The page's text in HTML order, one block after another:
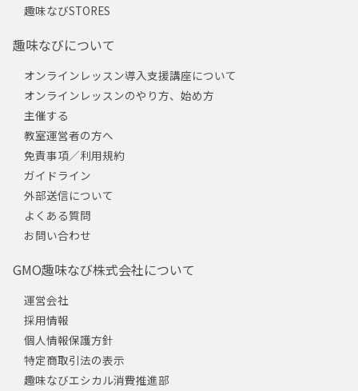
趣味なびSTORES
趣味なびについて
オンラインレッスン導入支援講座について
オンラインレッスンのやり方、始め方
主催する
教室運営者の方へ
免責事項／利用規約
ガイドライン
外部送信について
よくある質問
お問い合わせ
GMO趣味なび株式会社について
運営会社
採用情報
個人情報保護方針
特定商取引法の表示
趣味なびエシカル消費推進部